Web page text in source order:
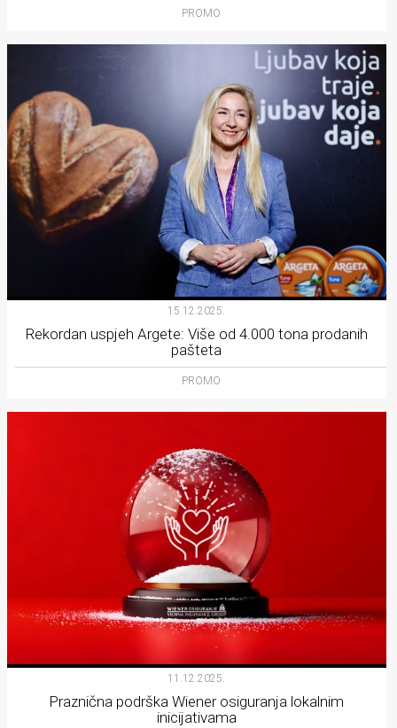
PROMO
15.12.2025.
Rekordan uspjeh Argete: Više od 4.000 tona prodanih
pašteta
PROMO
11.12.2025.
Praznična podrška Wiener osiguranja lokalnim
inicijativama